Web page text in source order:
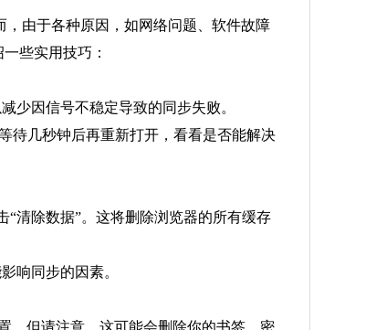
由于各种原因，如网络问题、软件故障
些实用技巧：
少因信号不稳定导致的同步失败。
待几秒钟后再重新打开，看看是否能解决
“清除数据”。这将删除浏览器的所有缓存
响同步的因素。
，但请注意，这可能会删除你的书签、密